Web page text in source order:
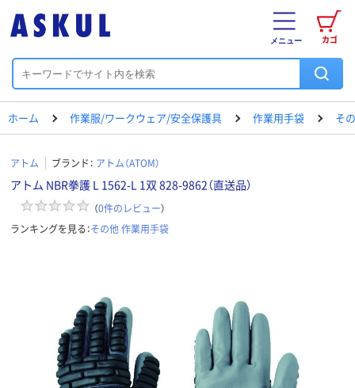
カゴ
メニュー
ホーム 作業服/ワークウェア/安全保護具 作業用手袋 そ
アトム ブランド： アトム（ATOM）
アトム NBR拳護 L 1562-L 1双 828-9862（直送品）
（0件のレビュー）
ランキングを見る：その他 作業用手袋